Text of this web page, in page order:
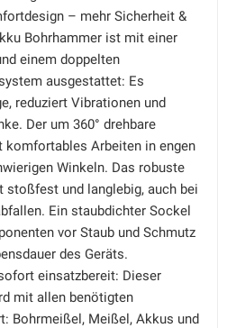
– mehr Sicherheit &
Bohrhammer ist mit einer
einem doppelten
ausgestattet: Es
reduziert Vibrationen und
Der um 360° drehbare
Arbeiten in engen
Winkeln. Das robuste
stoßfest und langlebig, auch bei
Ein staubdichter Sockel
vor Staub und Schmutz
des Geräts.
einsatzbereit: Dieser
mit allen benötigten
Bohrmeißel, Meißel, Akkus und